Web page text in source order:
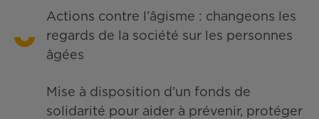
Actions contre l’âgisme : changeons les
regards de la société sur les personnes
âgées
Mise à disposition d’un fonds de
solidarité pour aider à prévenir, protéger